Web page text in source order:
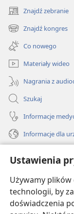
Ustawienia
Używamy
technologii, by
doświadczenia
Znajdź zebranie
(opens
new
window)
Znajdź kongres
(opens
new
window)
Co nowego
Materiały wideo
Nagrania z
Szukaj
Informacje
Informacje dla
Darowizny
(opens
new
window)BIBLIOTEKA
(opens